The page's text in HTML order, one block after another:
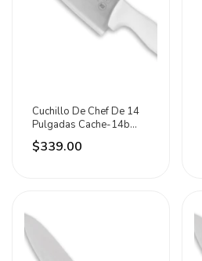
Cuchillo De Chef De 14
Pulgadas Cache-14b
Caledonia Blanco
$339.00